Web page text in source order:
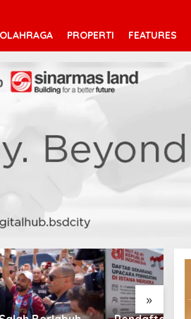
OLAHRAGA PROPERTI FEATURES
»